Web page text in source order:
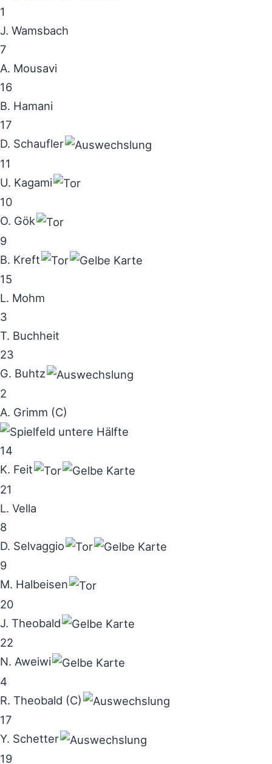
1
J. Wamsbach
7
A. Mousavi
16
B. Hamani
17
D. Schaufler
11
U. Kagami
10
O. Gök
9
B. Kreft
15
L. Mohm
3
T. Buchheit
23
G. Buhtz
2
A. Grimm (C)
14
K. Feit
21
L. Vella
8
D. Selvaggio
9
M. Halbeisen
20
J. Theobald
22
N. Aweiwi
4
R. Theobald (C)
17
Y. Schetter
19